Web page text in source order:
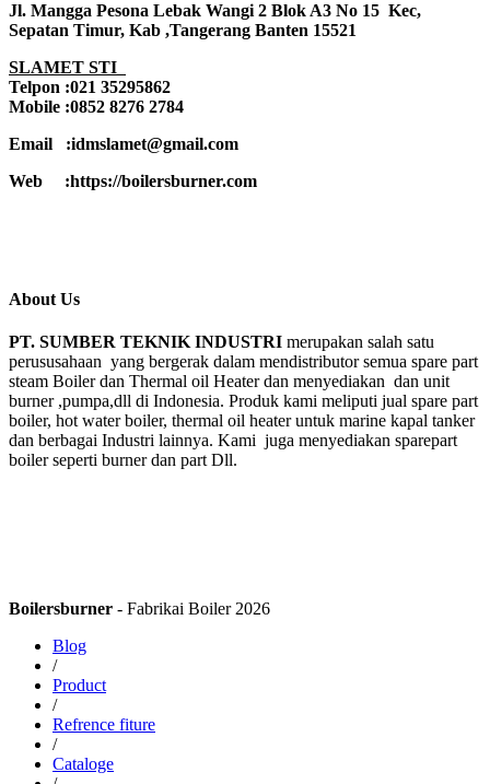
Jl. Mangga Pesona Lebak Wangi 2 Blok A3 No 15 Kec,
Sepatan Timur, Kab ,Tangerang Banten 15521
SLAMET STI
Telpon :021 35295862
Mobile :0852 8276 2784
Email :idmslamet@gmail.com
Web :https://boilersburner.com
About Us
PT. SUMBER TEKNIK INDUSTRI merupakan salah satu
perususahaan yang bergerak dalam mendistributor semua spare part
steam Boiler dan Thermal oil Heater dan menyediakan dan unit
burner ,pumpa,dll di Indonesia. Produk kami meliputi jual spare part
boiler, hot water boiler, thermal oil heater untuk marine kapal tanker
dan berbagai Industri lainnya. Kami juga menyediakan sparepart
boiler seperti burner dan part Dll.
Boilersburner - Fabrikai Boiler 2026
Blog
/
Product
/
Refrence fiture
/
Cataloge